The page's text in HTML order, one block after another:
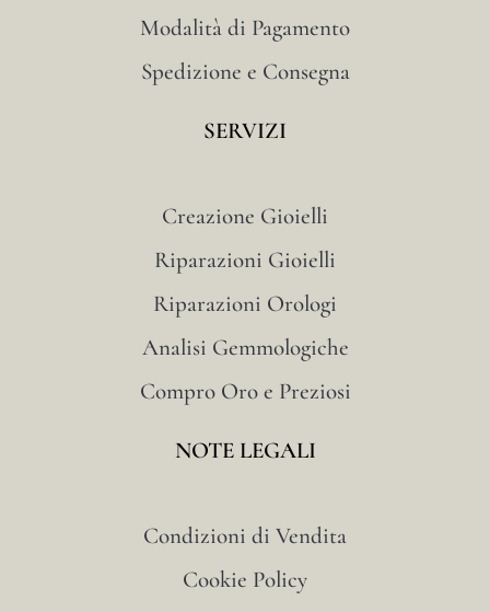
Modalità di Pagamento
Spedizione e Consegna
SERVIZI
Creazione Gioielli
Riparazioni Gioielli
Riparazioni Orologi
Analisi Gemmologiche
Compro Oro e Preziosi
NOTE LEGALI
Condizioni di Vendita
Cookie Policy